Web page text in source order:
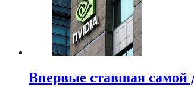
Впервые ставшая самой